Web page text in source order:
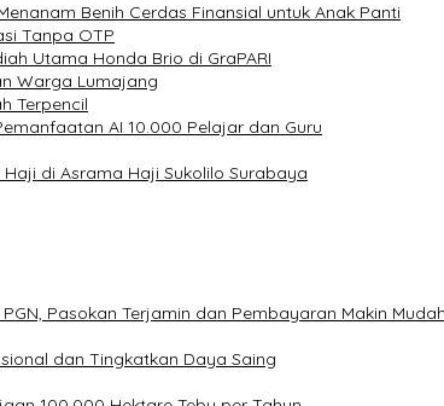
Benih Cerdas Finansial untuk Anak Panti
Tanpa OTP
Utama Honda Brio di GraPARI
Warga Lumajang
Terpencil
AI 10.000 Pelajar dan Guru
di Asrama Haji Sukolilo Surabaya
Pasokan Terjamin dan Pembayaran Makin Mudah
dan Tingkatkan Daya Saing